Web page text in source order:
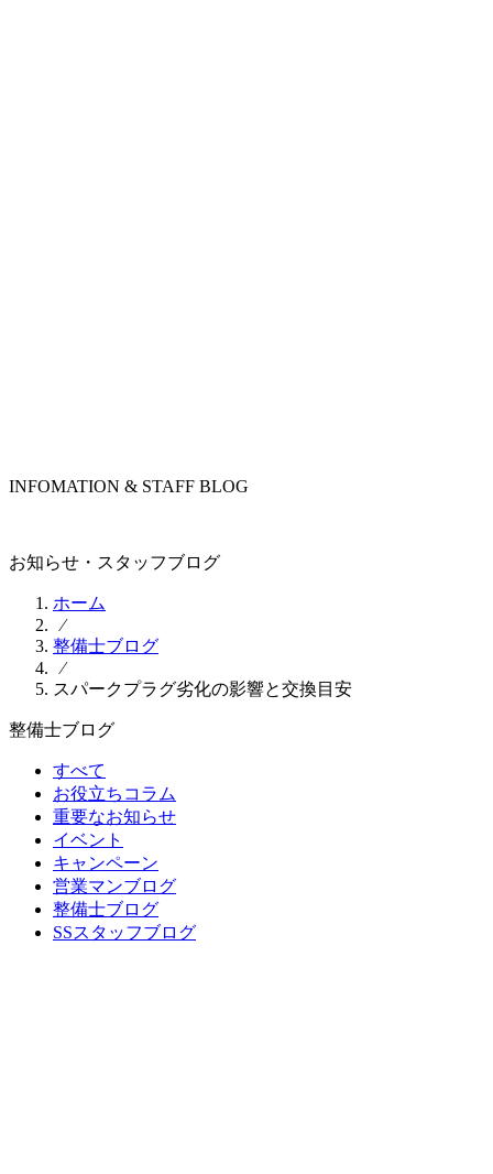
INFOMATION & STAFF BLOG
お知らせ・スタッフブログ
ホーム
⁄
整備士ブログ
⁄
スパークプラグ劣化の影響と交換目安
整備士ブログ
すべて
お役立ちコラム
重要なお知らせ
イベント
キャンペーン
営業マンブログ
整備士ブログ
SSスタッフブログ